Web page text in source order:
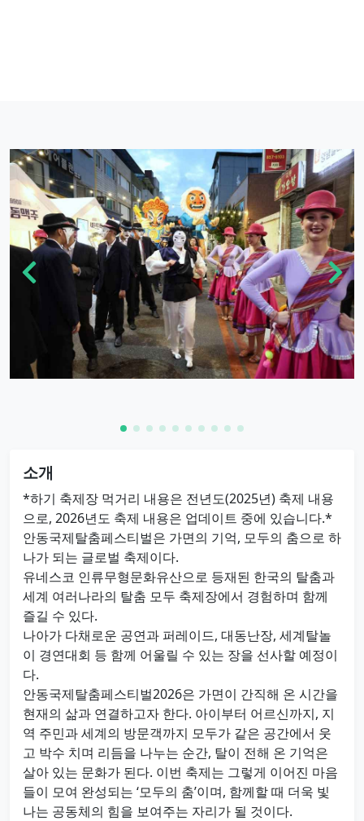
소개
*하기 축제장 먹거리 내용은 전년도(2025년) 축제 내용
으로, 2026년도 축제 내용은 업데이트 중에 있습니다.*
안동국제탈춤페스티벌은 가면의 기억, 모두의 춤으로 하
나가 되는 글로벌 축제이다.
유네스코 인류무형문화유산으로 등재된 한국의 탈춤과
세계 여러나라의 탈춤 모두 축제장에서 경험하며 함께
즐길 수 있다.
나아가 다채로운 공연과 퍼레이드, 대동난장, 세계탈놀
이 경연대회 등 함께 어울릴 수 있는 장을 선사할 예정이
다.
안동국제탈춤페스티벌2026은 가면이 간직해 온 시간을
현재의 삶과 연결하고자 한다. 아이부터 어르신까지, 지
역 주민과 세계의 방문객까지 모두가 같은 공간에서 웃
고 박수 치며 리듬을 나누는 순간, 탈이 전해 온 기억은
살아 있는 문화가 된다. 이번 축제는 그렇게 이어진 마음
들이 모여 완성되는 ‘모두의 춤’이며, 함께할 때 더욱 빛
나는 공동체의 힘을 보여주는 자리가 될 것이다.